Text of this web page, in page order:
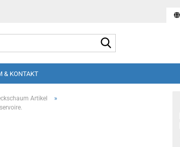
& KONTAKT
Artikel »